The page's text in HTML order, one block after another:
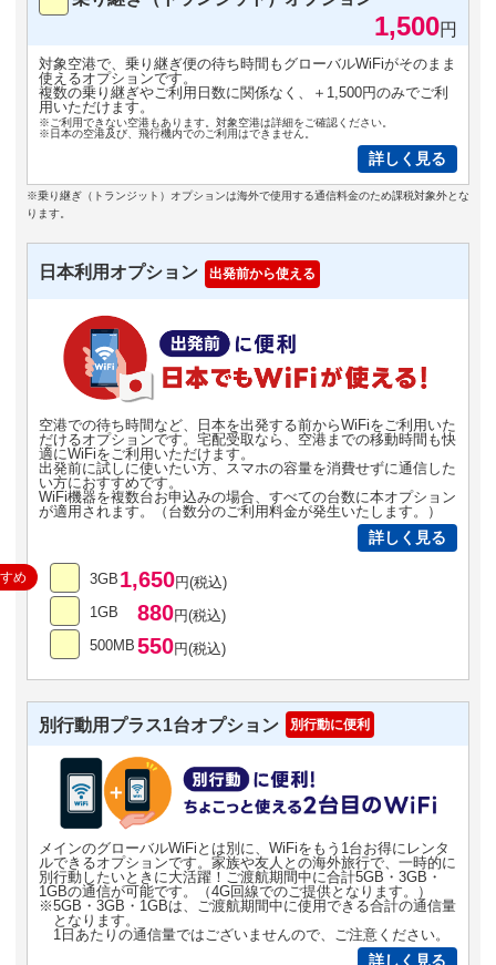
1,500円
対象空港で、乗り継ぎ便の待ち時間もグローバルWiFiがそのまま
使えるオプションです。
複数の乗り継ぎやご利用日数に関係なく、＋1,500円のみでご利
用いただけます。
※ご利用できない空港もあります。対象空港は詳細をご確認ください。
※日本の空港及び、飛行機内でのご利用はできません。
詳しく見る
※乗り継ぎ（トランジット）オプションは海外で使用する通信料金のため課税対象外とな
ります。
日本利用オプション 出発前から使える
空港での待ち時間など、日本を出発する前からWiFiをご利用いた
だけるオプションです。宅配受取なら、空港までの移動時間も快
適にWiFiをご利用いただけます。
出発前に試しに使いたい方、スマホの容量を消費せずに通信した
い方におすすめです。
WiFi機器を複数台お申込みの場合、すべての台数に本オプション
が適用されます。（台数分のご利用料金が発生いたします。）
詳しく見る
3GB 1,650円(税込)
め
1GB 880円(税込)
500MB 550円(税込)
別行動用プラス1台オプション 別行動に便利
メインのグローバルWiFiとは別に、WiFiをもう1台お得にレンタ
ルできるオプションです。家族や友人との海外旅行で、一時的に
別行動したいときに大活躍！ご渡航期間中に合計5GB・3GB・
1GBの通信が可能です。（4G回線でのご提供となります。）
※5GB・3GB・1GBは、ご渡航期間中に使用できる合計の通信量
となります。
1日あたりの通信量ではございませんので、ご注意ください。
詳しく見る